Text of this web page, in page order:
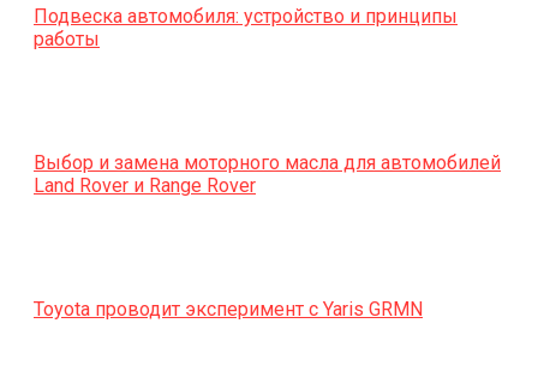
Подвеска автомобиля: устройство и принципы
работы
Выбор и замена моторного масла для автомобилей
Land Rover и Range Rover
Toyota проводит эксперимент с Yaris GRMN